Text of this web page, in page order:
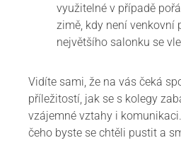
využitelné v případě
zimě, kdy není venkovní
největšího salonku se
Vidíte sami, že na vás čeká
příležitostí, jak se s kolegy
vzájemné vztahy i
čeho byste se chtěli pustit a